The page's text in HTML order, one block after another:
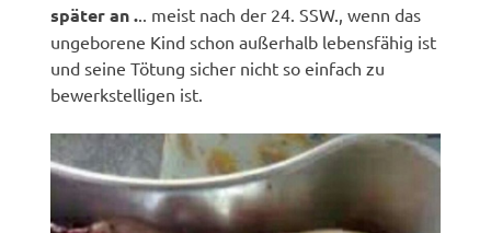
später an . .. meist nach der 24. SSW., wenn das
ungeborene Kind schon außerhalb lebensfähig ist
und seine Tötung sicher nicht so einfach zu
bewerkstelligen ist.